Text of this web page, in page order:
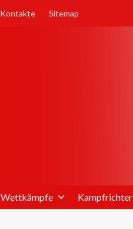
Kontakte Sitemap
Wettkämpfe Kampfrichter